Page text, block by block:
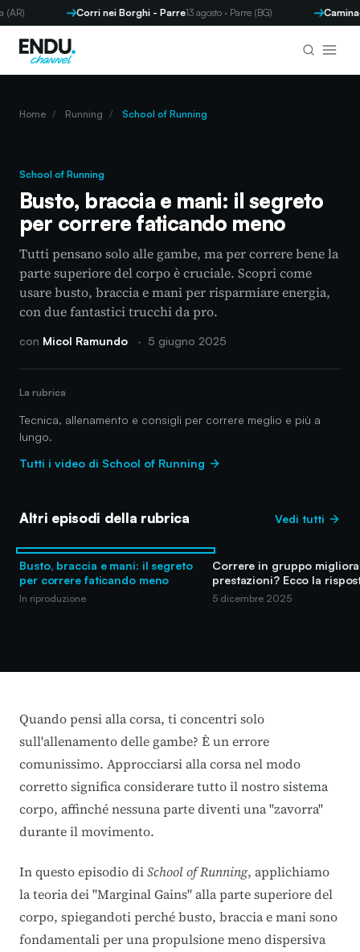
Corri nei Borghi - Parre13 agosto · Parre (BG) Caminada
Home / Running / School of Running
School of Running
Busto, braccia e mani: il segreto
per correre faticando meno
Tutti pensano solo alle gambe, ma per correre bene la
parte superiore del corpo è cruciale. Scopri come
usare busto, braccia e mani per risparmiare energia,
con due fantastici trucchi da pro.
con Micol Ramundo · 5 giugno 2025
La rubrica
Tecnica, allenamento e consigli per correre meglio e più a
lungo.
Tutti i video di School of Running
Altri episodi della rubrica Vedi tutti
Busto, braccia e mani: il segreto
per correre faticando meno
In riproduzione
Correre in gruppo
prestazioni? Ecco la
5 dicembre 2025
Quando pensi alla corsa, ti concentri solo
sull'allenamento delle gambe? È un errore
comunissimo. Approcciarsi alla corsa nel modo
corretto significa considerare tutto il nostro sistema
corpo, affinché nessuna parte diventi una "zavorra"
durante il movimento.
In questo episodio diSchool of Running, applichiamo
la teoria dei "Marginal Gains" alla parte superiore del
corpo, spiegandoti perché busto, braccia e mani sono
fondamentali per una propulsione meno dispersiva